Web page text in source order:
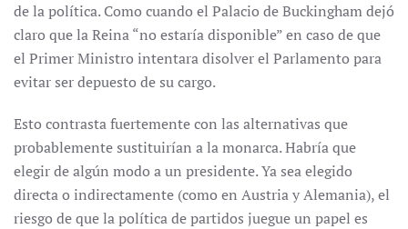
de la política. Como cuando el Palacio de Buckingham dejó
claro que la Reina “no estaría disponible” en caso de que
el Primer Ministro intentara disolver el Parlamento para
evitar ser depuesto de su cargo.
Esto contrasta fuertemente con las alternativas que
probablemente sustituirían a la monarca. Habría que
elegir de algún modo a un presidente. Ya sea elegido
directa o indirectamente (como en Austria y Alemania), el
riesgo de que la política de partidos juegue un papel es